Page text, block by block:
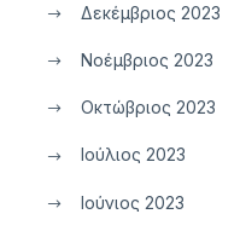
Δεκέμβριος 2023
Νοέμβριος 2023
Οκτώβριος 2023
Ιούλιος 2023
Ιούνιος 2023